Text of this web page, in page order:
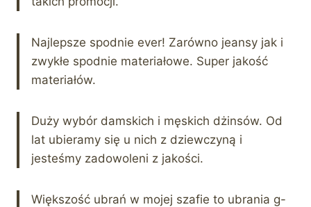
Najlepsze spodnie ever! Zarówno jeansy jak i
zwykłe spodnie materiałowe. Super jakość
materiałów.
Duży wybór damskich i męskich dżinsów. Od
lat ubieramy się u nich z dziewczyną i
jesteśmy zadowoleni z jakości.
Większość ubrań w mojej szafie to ubrania g-